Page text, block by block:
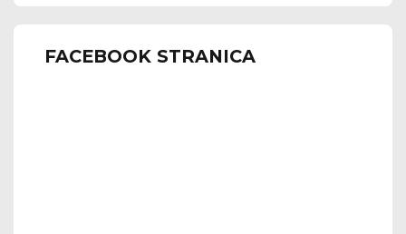
FACEBOOK STRANICA